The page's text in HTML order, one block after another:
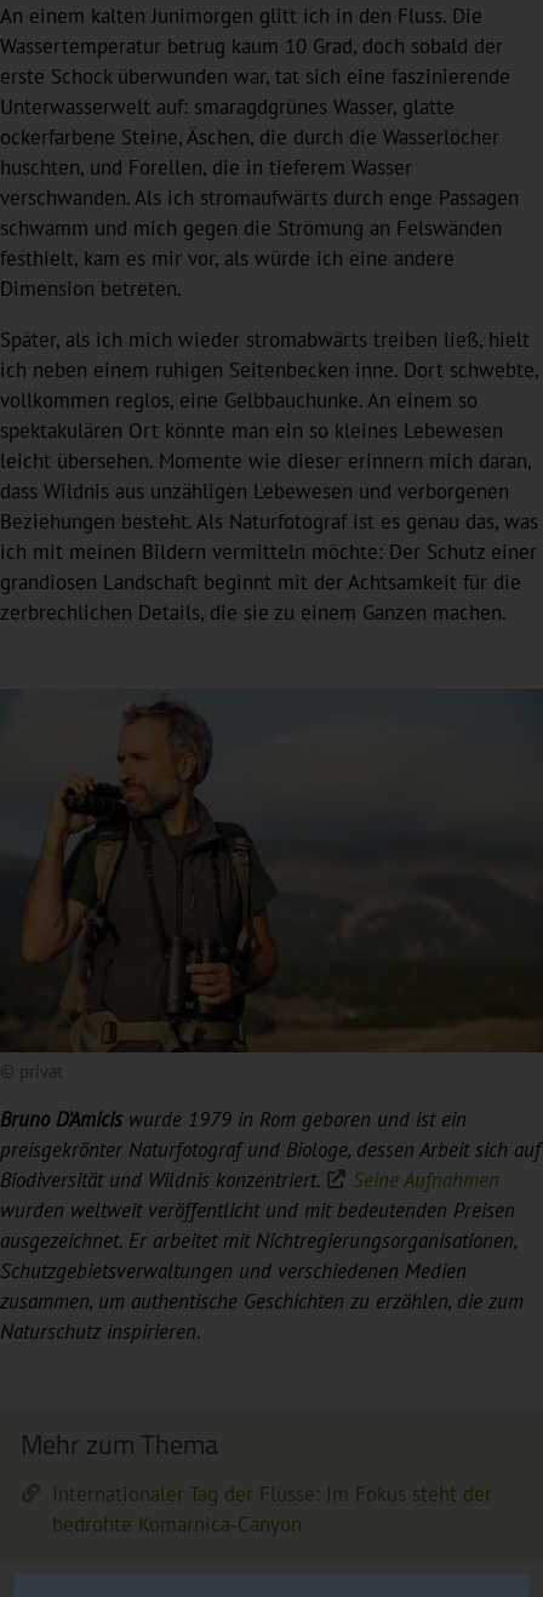
An einem kalten Junimorgen glitt ich in den Fluss. Die
Wassertemperatur betrug kaum 10 Grad, doch sobald der
erste Schock überwunden war, tat sich eine faszinierende
Unterwasserwelt auf: smaragdgrünes Wasser, glatte
ockerfarbene Steine, Äschen, die durch die Wasserlöcher
huschten, und Forellen, die in tieferem Wasser
verschwanden. Als ich stromaufwärts durch enge Passagen
schwamm und mich gegen die Strömung an Felswänden
festhielt, kam es mir vor, als würde ich eine andere
Dimension betreten.
Später, als ich mich wieder stromabwärts treiben ließ, hielt
ich neben einem ruhigen Seitenbecken inne. Dort schwebte,
vollkommen reglos, eine Gelbbauchunke. An einem so
spektakulären Ort könnte man ein so kleines Lebewesen
leicht übersehen. Momente wie dieser erinnern mich daran,
dass Wildnis aus unzähligen Lebewesen und verborgenen
Beziehungen besteht. Als Naturfotograf ist es genau das, was
ich mit meinen Bildern vermitteln möchte: Der Schutz einer
grandiosen Landschaft beginnt mit der Achtsamkeit für die
zerbrechlichen Details, die sie zu einem Ganzen machen.
© privat
Bruno D’Amicis wurde 1979 in Rom geboren und ist ein
preisgekrönter Naturfotograf und Biologe, dessen Arbeit sich auf
Biodiversität und Wildnis konzentriert.
Seine Aufnahmen
wurden weltweit veröffentlicht und mit bedeutenden Preisen
ausgezeichnet. Er arbeitet mit Nichtregierungsorganisationen,
Schutzgebietsverwaltungen und verschiedenen Medien
zusammen, um authentische Geschichten zu erzählen, die zum
Naturschutz inspirieren.
Mehr zum Thema
Internationaler Tag der Flüsse: Im Fokus steht der
bedrohte Komarnica‑Canyon